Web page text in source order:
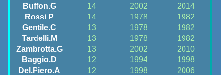
Buffon.G
14 2002
2014
Rossi.P
14 1978
1982
Gentile.C
13 1978
1982
Tardelli.M
13 1978
1982
Zambrotta.G
13 2002
2010
Baggio.D
12 1994
1998
Del.Piero.A
12 1998
2006